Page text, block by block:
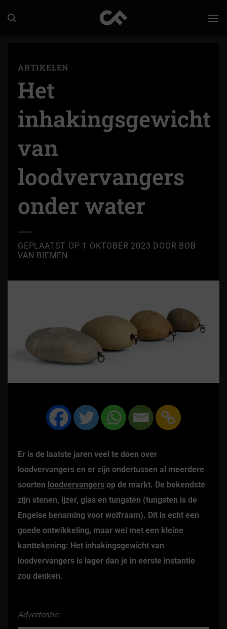
naar
ARTIKELEN
Het
inhakingsgewicht
van
loodvervangers
onder water
GEPLAATST OP 1 OKTOBER 2023 DOOR BOB
VAN BIEMEN
Er is de laatste jaren veel te doen over
loodvervangers en er zijn ondertussen al meerdere
soorten loodvervangers op de markt. De bekendste
zijn stenen, ijzer, glas en tungsten (tungsten is de
Engelse benaming voor wolfraam). Dit is echt een
goede ontwikkeling, maar wel met een kleine
kanttekening: Het inhakingsgewicht van
loodvervangers is lager dan je in eerste instantie
zou denken.
Advertentie: